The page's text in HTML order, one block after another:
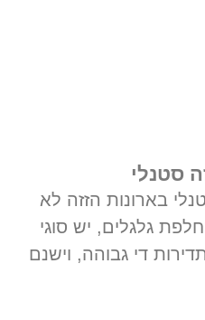
סטנלי
בארונות הזזה לא
גלגלים, יש סוגי
די גבוהה, וישנם